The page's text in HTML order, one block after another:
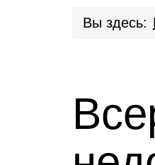
Вы здесь: